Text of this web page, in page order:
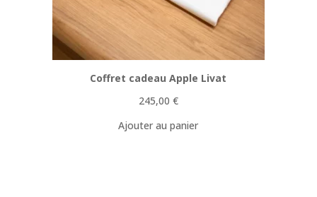
Coffret cadeau Apple Livat
245,00 €
Ajouter au panier